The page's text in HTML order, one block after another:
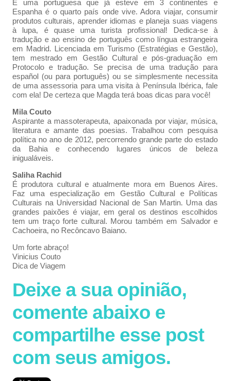
É uma portuguesa que já esteve em 3 continentes e
Espanha é o quarto país onde vive. Adora viajar, consumir
produtos culturais, aprender idiomas e planeja suas viagens
à lupa, é quase uma turista profissional! Dedica-se à
tradução e ao ensino de português como língua estrangeira
em Madrid. Licenciada em Turismo (Estratégias e Gestão),
tem mestrado em Gestão Cultural e pós-graduação em
Protocolo e tradução. Se precisa de uma tradução para
español (ou para português) ou se simplesmente necessita
de uma assessoria para uma visita à Península Ibérica, fale
com ela! De certeza que Magda terá boas dicas para você!
Mila Couto
Aspirante a massoterapeuta, apaixonada por viajar, música,
literatura e amante das poesias. Trabalhou com pesquisa
política no ano de 2012, percorrendo grande parte do estado
da Bahia e conhecendo lugares únicos de beleza
inigualáveis.
Saliha Rachid
É produtora cultural e atualmente mora em Buenos Aires.
Faz uma especialização em Gestão Cultural e Políticas
Culturais na Universidad Nacional de San Martin. Uma das
grandes paixões é viajar, em geral os destinos escolhidos
tem um traço forte cultural. Morou também em Salvador e
Cachoeira, no Recôncavo Baiano.
Um forte abraço!
Vinicius Couto
Dica de Viagem
Deixe a sua opinião,
comente abaixo e
compartilhe esse post
com seus amigos.